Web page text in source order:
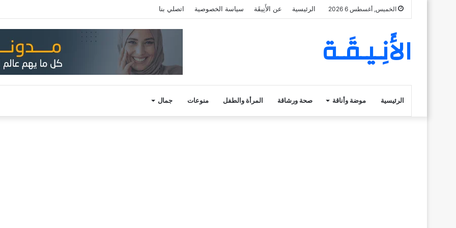
الخميس, أغسطس 6 2026 الرئيسية عن الأَنِيقَة سياسة الخصوصية اتصلي بنا
الأَنِـيـقَـة
الرئيسية موضة وأناقة صحة ورشاقة المرأة والطفل منوعات جمال